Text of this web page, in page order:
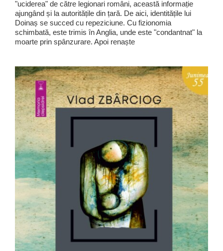
"uciderea" de către legionari români, această informație
ajungând și la autoritățile din țară. De aici, identitățile lui
Doinaș se succed cu repeziciune. Cu fizionomia
schimbată, este trimis în Anglia, unde este "condantnat" la
moarte prin spânzurare. Apoi renaște